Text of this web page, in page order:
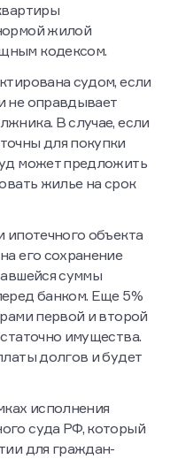
жилой
кодексом.
судом, если
не оправдывает
В случае, если
для покупки
может предложить
жилье на срок
объекта
его сохранение
суммы
банком. Еще 5%
первой и второй
имущества.
долгов и будет
исполнения
суда РФ, который
для граждан-